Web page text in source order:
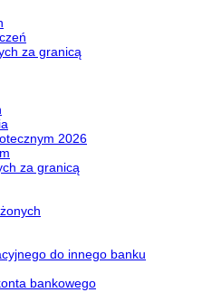
za granicą
2026
za granicą
do innego banku
bankowego